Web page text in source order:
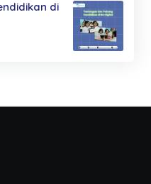
di